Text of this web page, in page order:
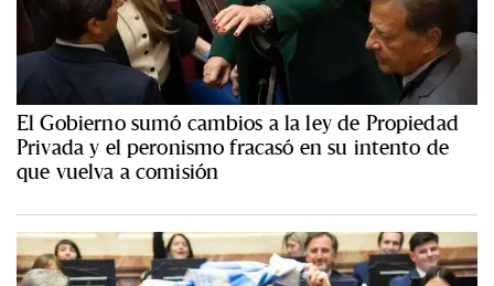
El Gobierno sumó cambios a la ley de Propiedad
Privada y el peronismo fracasó en su intento de
que vuelva a comisión